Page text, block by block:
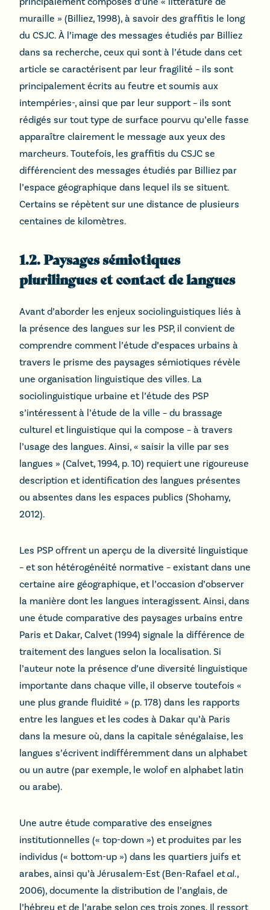
muraille » (Billiez, 1998), à savoir des graffitis le long
du CSJC. À l’image des messages étudiés par Billiez
dans sa recherche, ceux qui sont à l’étude dans cet
article se caractérisent par leur fragilité – ils sont
principalement écrits au feutre et soumis aux
intempéries-, ainsi que par leur support – ils sont
rédigés sur tout type de surface pourvu qu’elle fasse
apparaître clairement le message aux yeux des
marcheurs. Toutefois, les graffitis du CSJC se
différencient des messages étudiés par Billiez par
l’espace géographique dans lequel ils se situent.
Certains se répètent sur une distance de plusieurs
centaines de kilomètres.
1.2. Paysages sémiotiques
plurilingues et contact de langues
Avant d’aborder les enjeux sociolinguistiques liés à
la présence des langues sur les PSP, il convient de
comprendre comment l’étude d’espaces urbains à
travers le prisme des paysages sémiotiques révèle
une organisation linguistique des villes. La
sociolinguistique urbaine et l’étude des PSP
s’intéressent à l’étude de la ville – du brassage
culturel et linguistique qui la compose – à travers
l’usage des langues. Ainsi, « saisir la ville par ses
langues » (Calvet, 1994, p. 10) requiert une rigoureuse
description et identification des langues présentes
ou absentes dans les espaces publics (Shohamy,
2012).
Les PSP offrent un aperçu de la diversité linguistique
– et son hétérogénéité normative – existant dans une
certaine aire géographique, et l’occasion d’observer
la manière dont les langues interagissent. Ainsi, dans
une étude comparative des paysages urbains entre
Paris et Dakar, Calvet (1994) signale la différence de
traitement des langues selon la localisation. Si
l’auteur note la présence d’une diversité linguistique
importante dans chaque ville, il observe toutefois «
une plus grande fluidité » (p. 178) dans les rapports
entre les langues et les codes à Dakar qu’à Paris
dans la mesure où, dans la capitale sénégalaise, les
langues s’écrivent indifféremment dans un alphabet
ou un autre (par exemple, le wolof en alphabet latin
ou arabe).
Une autre étude comparative des enseignes
institutionnelles (« top-down ») et produites par les
individus (« bottom-up ») dans les quartiers juifs et
arabes, ainsi qu’à Jérusalem-Est (Ben-Rafael et al.,
2006), documente la distribution de l’anglais, de